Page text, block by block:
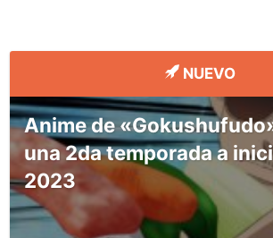
NUEVO
Anime de
una 2da temporada a
2023